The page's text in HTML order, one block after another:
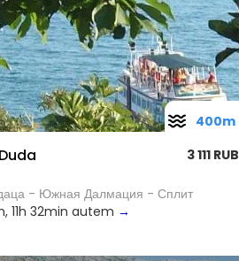
3 111 RUB
- Южная Далмация - Сплит
11h 32min autem →
400m